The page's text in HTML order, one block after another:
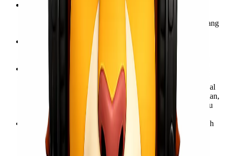
Pengecekan kondisi barang
: Untuk memastikan bahwa
barang yang diterima tidak rusak atau cacat selama proses
pengiriman. Ini sangat penting terutama untuk barang-barang
rapuh atau bernilai tinggi.
Verifikasi isi paket
: Memastikan bahwa isi paket sesuai
dengan deskripsi atau faktur yang tertera, baik dari jumlah
maupun jenis barangnya.
Dokumentasi : Beberapa jasa ekspedisi atau toko online
menyarankan atau bahkan mewajibkan pelanggan untuk
mendokumentasikan (video atau foto) proses unboxing. Hal
ini berfungsi sebagai bukti jika terjadi kerusakan, kehilangan,
atau ketidaksesuaian barang saat proses klaim asuransi atau
komplain.
Keamanan
: Terkadang, unboxing juga bisa dilakukan oleh
pihak ekspedisi sendiri (dalam kondisi tertentu dan sesuai
prosedur) untuk pemeriksaan keamanan atau bea cukai,
meskipun ini tidak sesering unboxing oleh penerima.